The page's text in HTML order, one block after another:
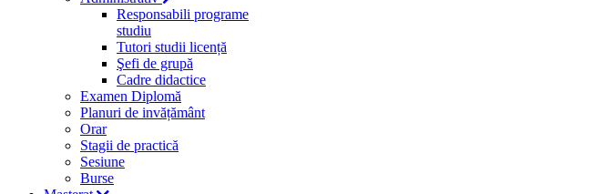
Responsabili programe
studiu
Tutori studii licență
Şefi de grupă
Cadre didactice
Examen Diplomă
Planuri de invățământ
Orar
Stagii de practică
Sesiune
Burse